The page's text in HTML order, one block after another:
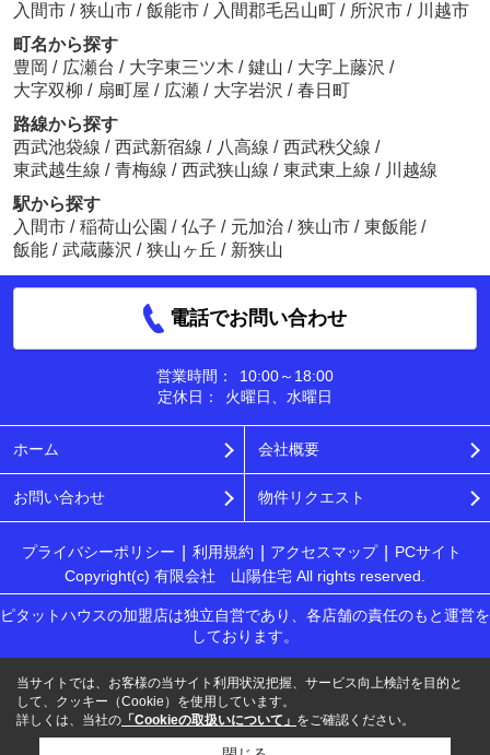
入間市 / 狭山市 / 飯能市 / 入間郡毛呂山町 / 所沢市 / 川越市
町名から探す
豊岡 / 広瀬台 / 大字東三ツ木 / 鍵山 / 大字上藤沢 /
大字双柳 / 扇町屋 / 広瀬 / 大字岩沢 / 春日町
路線から探す
西武池袋線 / 西武新宿線 / 八高線 / 西武秩父線 /
東武越生線 / 青梅線 / 西武狭山線 / 東武東上線 / 川越線
駅から探す
入間市 / 稲荷山公園 / 仏子 / 元加治 / 狭山市 / 東飯能 /
飯能 / 武蔵藤沢 / 狭山ヶ丘 / 新狭山
電話でお問い合わせ
営業時間：
10:00～18:00
定休日：
火曜日、水曜日
ホーム 会社概要
お問い合わせ 物件リクエスト
プライバシーポリシー 利用規約 アクセスマップ
PCサイト
Copyright(c) 有限会社 山陽住宅 All rights reserved.
ピタットハウスの加盟店は独立自営であり、各店舗の責任のもと運営を
しております。
当サイトでは、お客様の当サイト利用状況把握、サービス向上検討を目的と
して、クッキー（Cookie）を使用しています。
詳しくは、当社の 「Cookieの取扱いについて」 をご確認ください。